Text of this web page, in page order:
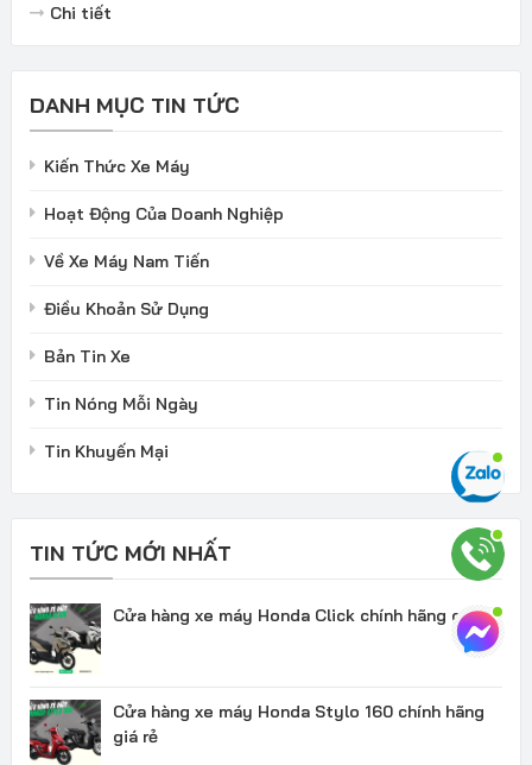
Chi tiết
DANH MỤC TIN TỨC
Kiến Thức Xe Máy
Hoạt Động Của Doanh Nghiệp
Về Xe Máy Nam Tiến
Điều Khoản Sử Dụng
Bản Tin Xe
Tin Nóng Mỗi Ngày
Tin Khuyến Mại
TIN TỨC MỚI NHẤT
Cửa hàng xe máy Honda Click chính hãng giá rẻ
Cửa hàng xe máy Honda Stylo 160 chính hãng
giá rẻ